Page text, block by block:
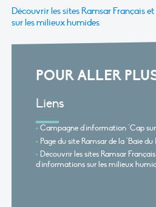
Découvrir les sites Ramsar Français
sur les milieux humides
POUR ALLER
Liens
Campagne d'information "Cap sur
Page du site Ramsar de la "Baie
Découvrir les sites Ramsar
d'informations sur les milieux